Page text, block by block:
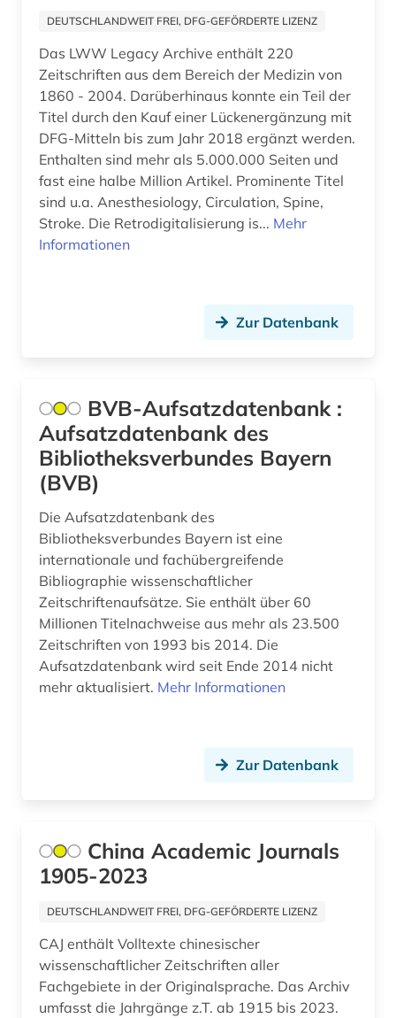
fid benelux (1)
fid biodiversitätsforschung (1)
bildungsforschung (1)
fid geschichtswissenschaft (1)
filmwissenschaft (1)
finanzwissenschaft (1)
finnland (1)
firmen (1)
firmenbuch (1)
fischerei (1)
formulare (1)
forschungsdaten (2)
forschungsergebnis (1)
DEUTSCHLANDWEIT FREI, DFG-GEFÖRDERTE LIZENZ
Das LWW Legacy Archive enthält 220
Zeitschriften aus dem Bereich der Medizin von
1860 - 2004. Darüberhinaus konnte ein Teil der
Titel durch den Kauf einer Lückenergänzung mit
DFG-Mitteln bis zum Jahr 2018 ergänzt werden.
Enthalten sind mehr als 5.000.000 Seiten und
fast eine halbe Million Artikel. Prominente Titel
sind u.a. Anesthesiology, Circulation, Spine,
Stroke. Die Retrodigitalisierung is... Mehr
Informationen
Zur Datenbank
BVB-Aufsatzdatenbank :
Aufsatzdatenbank des
Bibliotheksverbundes Bayern
(BVB)
Die Aufsatzdatenbank des
Bibliotheksverbundes Bayern ist eine
internationale und fachübergreifende
Bibliographie wissenschaftlicher
Zeitschriftenaufsätze. Sie enthält über 60
Millionen Titelnachweise aus mehr als 23.500
Zeitschriften von 1993 bis 2014. Die
Aufsatzdatenbank wird seit Ende 2014 nicht
mehr aktualisiert. Mehr Informationen
Zur Datenbank
China Academic Journals
1905-2023
DEUTSCHLANDWEIT FREI, DFG-GEFÖRDERTE LIZENZ
CAJ enthält Volltexte chinesischer
wissenschaftlicher Zeitschriften aller
Fachgebiete in der Originalsprache. Das Archiv
umfasst die Jahrgänge z.T. ab 1915 bis 2023.